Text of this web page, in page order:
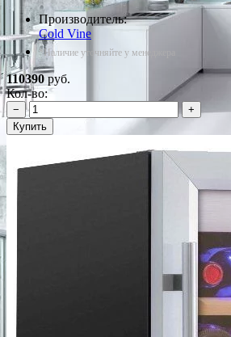
Производитель:
Cold Vine
*Наличие уточняйте у менеджера
110390 руб.
Кол-во:
−
+
Купить